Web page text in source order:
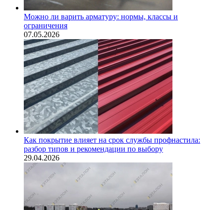
Можно ли варить арматуру: нормы, классы и
ограничения
07.05.2026
Как покрытие влияет на срок службы профнастила:
разбор типов и рекомендации по выбору
29.04.2026